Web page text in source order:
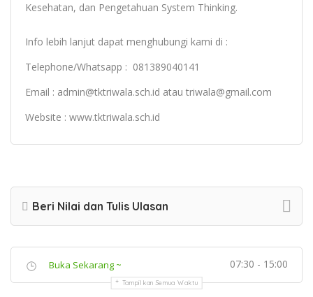
Kesehatan, dan Pengetahuan System Thinking.
Info lebih lanjut dapat menghubungi kami di :
Telephone/Whatsapp : 081389040141
Email : admin@tktriwala.sch.id atau triwala@gmail.com
Website : www.tktriwala.sch.id
Beri Nilai dan Tulis Ulasan
Buka Sekarang ~ 07:30 - 15:00
Tampilkan Semua Waktu